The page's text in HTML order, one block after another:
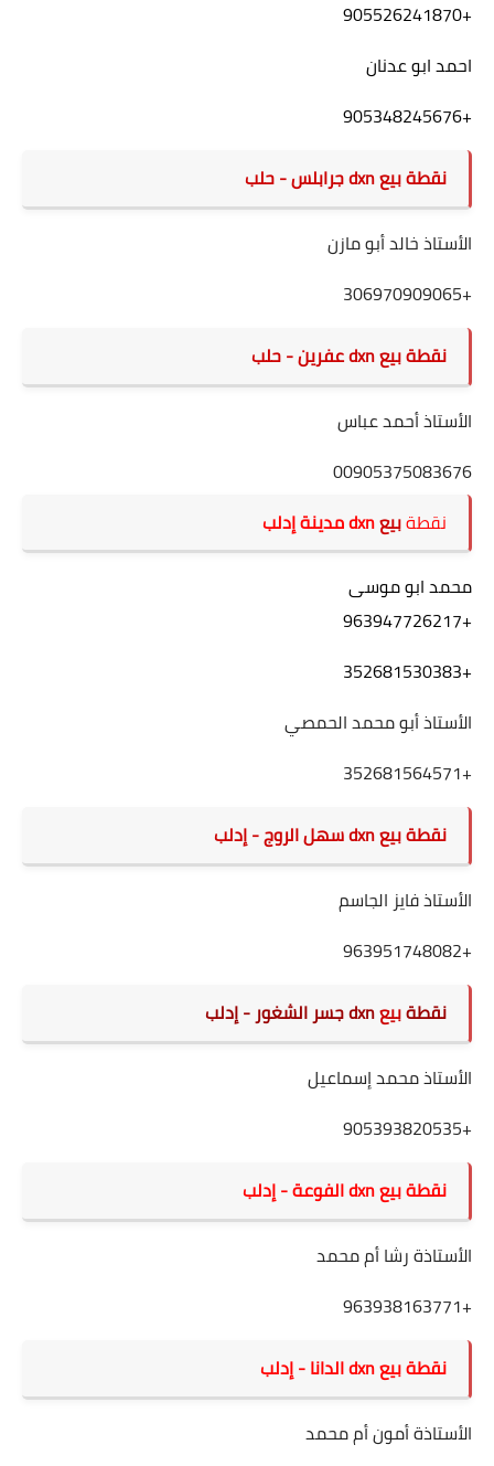
+905526241870
احمد ابو عدنان
+905348245676
نقطةبيع
- حلب
الأستاذ خالد أبو مازن
+306970909065
نقطةبيعdxn عفرين
- حلب
الأستاذ أحمد عباس
00905375083676
نقطةبيع
مدينة إدلب
محمد ابو موسى
+963947726217
+352681530383
الأستاذ أبو محمد الحمصي
+352681564571
نقطةبيعdxnسهل الروج - إدلب
الأستاذ فايز الجاسم
+963951748082
نقطةبيعdxn جسر الشغور
- إدلب
الأستاذ محمد إسماعيل
+905393820535
نقطة بيع dxn الفوعة
- إدلب
الأستاذة رشا أم محمد
+963938163771
نقطة بيع dxn الدانا
- إدلب
الأستاذة أمون أم محمد